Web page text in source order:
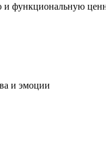
и функциональную
и эмоции